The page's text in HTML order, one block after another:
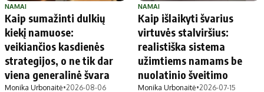
NAMAI
Kaip sumažinti dulkių
kiekį namuose:
veikiančios kasdienės
strategijos, o ne tik dar
viena generalinė švara
Monika Urbonaitė•2026-08-06
NAMAI
Kaip išlaikyti švarius
virtuvės stalviršius:
realistiška sistema
užimtiems namams be
nuolatinio šveitimo
Monika Urbonaitė•2026-07-15